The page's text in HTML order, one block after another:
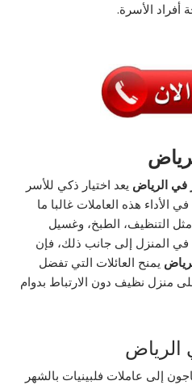
أفراد الأسرة.
في الرياض يعد اختيار ذكي للأسر
الأداء هذه العاملات غالبا ما
التنظيف، الطبخ، وغسيل
في المنزل إلى جانب ذلك، فإن
يمنح العائلات التي تفضل
منزل نظيف دون الارتباط بدوام
الرياض
إلى عاملات فلبينيات بالشهر